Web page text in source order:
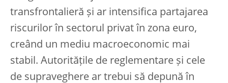
transfrontalieră și ar intensifica partajarea
riscurilor în sectorul privat în zona euro,
creând un mediu macroeconomic mai
stabil. Autoritățile de reglementare și cele
de supraveghere ar trebui să depună în